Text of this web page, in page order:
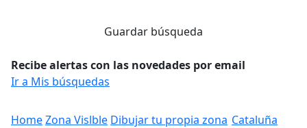
Guardar búsqueda
Recibe alertas con las novedades por email
Ir a Mis búsquedas
HomeZona Vislble Dibujar tu propia zona Cataluña